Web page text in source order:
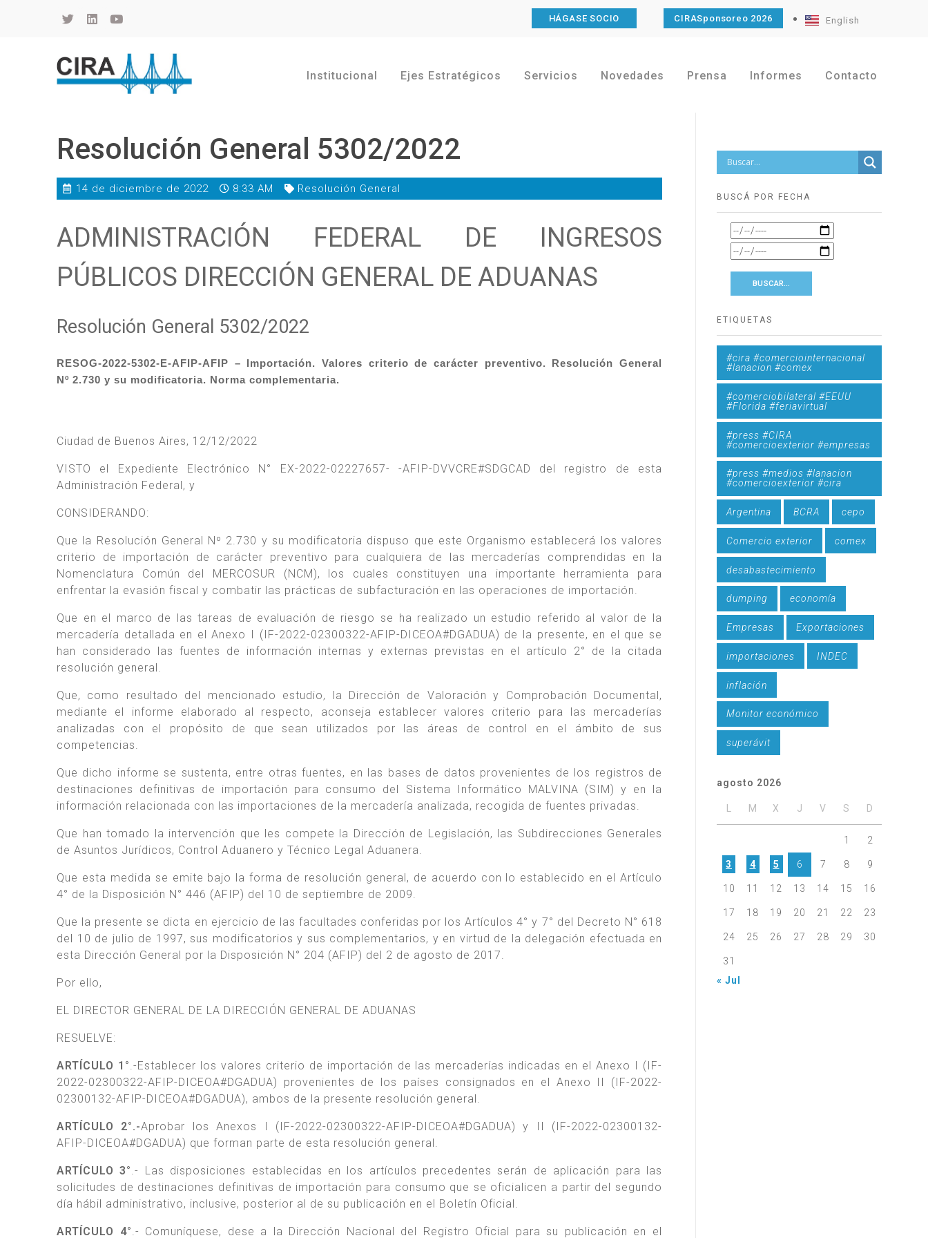
HÁGASE SOCIO CIRASponsoreo 2026 English
Institucional Ejes Estratégicos Servicios Novedades Prensa Informes Contacto
Resolución General 5302/2022
14 de diciembre de 2022 8:33 AM Resolución General
ADMINISTRACIÓN FEDERAL DE INGRESOS
PÚBLICOS DIRECCIÓN GENERAL DE ADUANAS
Resolución General 5302/2022
RESOG-2022-5302-E-AFIP-AFIP – Importación. Valores criterio de carácter preventivo. Resolución General
Nº 2.730 y su modificatoria. Norma complementaria.
Ciudad de Buenos Aires, 12/12/2022
VISTO el Expediente Electrónico N° EX-2022-02227657- -AFIP-DVVCRE#SDGCAD del registro de esta
Administración Federal, y
CONSIDERANDO:
Que la Resolución General Nº 2.730 y su modificatoria dispuso que este Organismo establecerá los valores
criterio de importación de carácter preventivo para cualquiera de las mercaderías comprendidas en la
Nomenclatura Común del MERCOSUR (NCM), los cuales constituyen una importante herramienta para
enfrentar la evasión fiscal y combatir las prácticas de subfacturación en las operaciones de importación.
Que en el marco de las tareas de evaluación de riesgo se ha realizado un estudio referido al valor de la
mercadería detallada en el Anexo I (IF-2022-02300322-AFIP-DICEOA#DGADUA) de la presente, en el que se
han considerado las fuentes de información internas y externas previstas en el artículo 2° de la citada
resolución general.
Que, como resultado del mencionado estudio, la Dirección de Valoración y Comprobación Documental,
mediante el informe elaborado al respecto, aconseja establecer valores criterio para las mercaderías
analizadas con el propósito de que sean utilizados por las áreas de control en el ámbito de sus
competencias.
Que dicho informe se sustenta, entre otras fuentes, en las bases de datos provenientes de los registros de
destinaciones definitivas de importación para consumo del Sistema Informático MALVINA (SIM) y en la
información relacionada con las importaciones de la mercadería analizada, recogida de fuentes privadas.
Que han tomado la intervención que les compete la Dirección de Legislación, las Subdirecciones Generales
de Asuntos Jurídicos, Control Aduanero y Técnico Legal Aduanera.
Que esta medida se emite bajo la forma de resolución general, de acuerdo con lo establecido en el Artículo
4° de la Disposición N° 446 (AFIP) del 10 de septiembre de 2009.
Que la presente se dicta en ejercicio de las facultades conferidas por los Artículos 4° y 7° del Decreto N° 618
del 10 de julio de 1997, sus modificatorios y sus complementarios, y en virtud de la delegación efectuada en
esta Dirección General por la Disposición N° 204 (AFIP) del 2 de agosto de 2017.
Por ello,
EL DIRECTOR GENERAL DE LA DIRECCIÓN GENERAL DE ADUANAS
RESUELVE:
ARTÍCULO 1°.-Establecer los valores criterio de importación de las mercaderías indicadas en el Anexo I (IF-
2022-02300322-AFIP-DICEOA#DGADUA) provenientes de los países consignados en el Anexo II (IF-2022-
02300132-AFIP-DICEOA#DGADUA), ambos de la presente resolución general.
ARTÍCULO 2°.-Aprobar los Anexos I (IF-2022-02300322-AFIP-DICEOA#DGADUA) y II (IF-2022-02300132-
AFIP-DICEOA#DGADUA) que forman parte de esta resolución general.
ARTÍCULO 3°.- Las disposiciones establecidas en los artículos precedentes serán de aplicación para las
solicitudes de destinaciones definitivas de importación para consumo que se oficialicen a partir del segundo
día hábil administrativo, inclusive, posterior al de su publicación en el Boletín Oficial.
ARTÍCULO 4°.- Comuníquese, dese a la Dirección Nacional del Registro Oficial para su publicación en el
BUSCÁ POR FECHA
ETIQUETAS
#cira #comerciointernacional
#lanacion #comex
#comerciobilateral #EEUU
#Florida #feriavirtual
#press #CIRA
#comercioexterior #empresas
#press #medios #lanacion
#comercioexterior #cira
Argentina BCRA cepo
Comercio exterior comex
desabastecimiento
dumping economía
Empresas Exportaciones
importaciones INDEC
inflación
Monitor económico
superávit
agosto 2026
M X J V S D
1 2
3 4 5 6 7 8 9
10 11 12 13 14 15 16
17 18 19 20 21 22 23
24 25 26 27 28 29 30
31
« Jul